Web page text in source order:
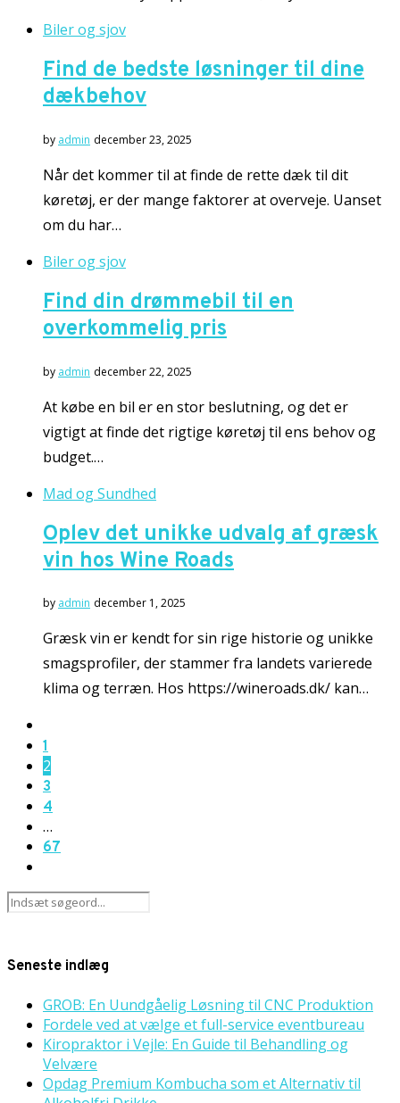
Biler og sjov
Find de bedste løsninger til dine
dækbehov
by admin december 23, 2025
Når det kommer til at finde de rette dæk til dit
køretøj, er der mange faktorer at overveje. Uanset
om du har…
Biler og sjov
Find din drømmebil til en
overkommelig pris
by admin december 22, 2025
At købe en bil er en stor beslutning, og det er
vigtigt at finde det rigtige køretøj til ens behov og
budget.…
Mad og Sundhed
Oplev det unikke udvalg af græsk
vin hos Wine Roads
by admin december 1, 2025
Græsk vin er kendt for sin rige historie og unikke
smagsprofiler, der stammer fra landets varierede
klima og terræn. Hos https://wineroads.dk/ kan…
1
2
3
4
…
67
Seneste indlæg
GROB: En Uundgåelig Løsning til CNC Produktion
Fordele ved at vælge et full-service eventbureau
Kiropraktor i Vejle: En Guide til Behandling og
Velvære
Opdag Premium Kombucha som et Alternativ til